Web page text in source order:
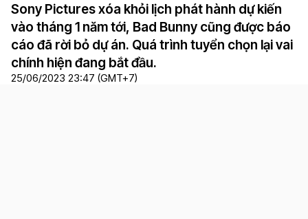
Sony Pictures xóa khỏi lịch phát hành dự kiến
vào tháng 1 năm tới, Bad Bunny cũng được báo
cáo đã rời bỏ dự án. Quá trình tuyển chọn lại vai
chính hiện đang bắt đầu.
25/06/2023 23:47 (GMT+7)